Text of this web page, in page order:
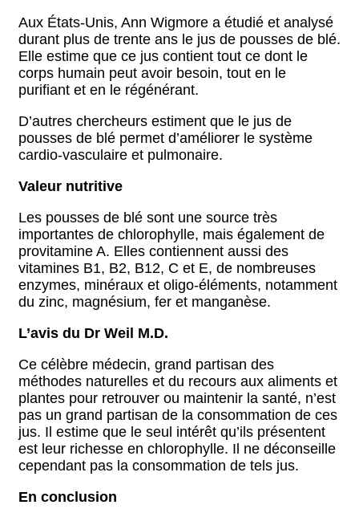
Aux États-Unis, Ann Wigmore a étudié et analysé
durant plus de trente ans le jus de pousses de blé.
Elle estime que ce jus contient tout ce dont le
corps humain peut avoir besoin, tout en le
purifiant et en le régénérant.
D’autres chercheurs estiment que le jus de
pousses de blé permet d’améliorer le système
cardio-vasculaire et pulmonaire.
Valeur nutritive
Les pousses de blé sont une source très
importantes de chlorophylle, mais également de
provitamine A. Elles contiennent aussi des
vitamines B1, B2, B12, C et E, de nombreuses
enzymes, minéraux et oligo-éléments, notamment
du zinc, magnésium, fer et manganèse.
L’avis du Dr Weil M.D.
Ce célèbre médecin, grand partisan des
méthodes naturelles et du recours aux aliments et
plantes pour retrouver ou maintenir la santé, n’est
pas un grand partisan de la consommation de ces
jus. Il estime que le seul intérêt qu’ils présentent
est leur richesse en chlorophylle. Il ne déconseille
cependant pas la consommation de tels jus.
En conclusion